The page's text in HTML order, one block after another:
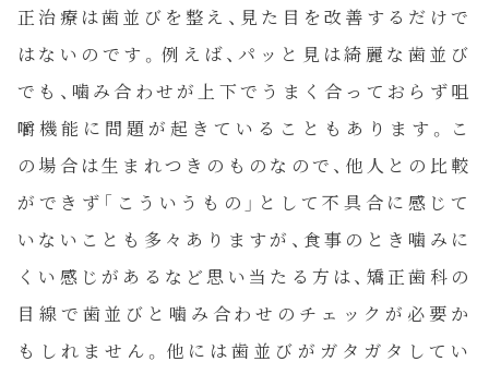
正治療は歯並びを整え、見た目を改善するだけで
はないのです。例えば、パッと見は綺麗な歯並び
でも、噛み合わせが上下でうまく合っておらず咀
嚼機能に問題が起きていることもあります。こ
の場合は生まれつきのものなので、他人との比較
ができず「こういうもの」として不具合に感じて
いないことも多々ありますが、食事のとき噛みに
くい感じがあるなど思い当たる方は、矯正歯科の
目線で歯並びと噛み合わせのチェックが必要か
もしれません。他には歯並びがガタガタしてい